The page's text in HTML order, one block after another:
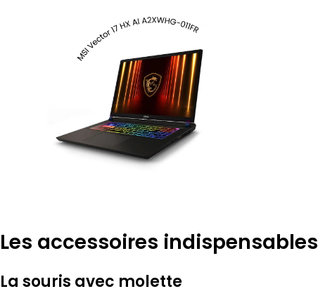
Les accessoires indispensables
La souris avec molette